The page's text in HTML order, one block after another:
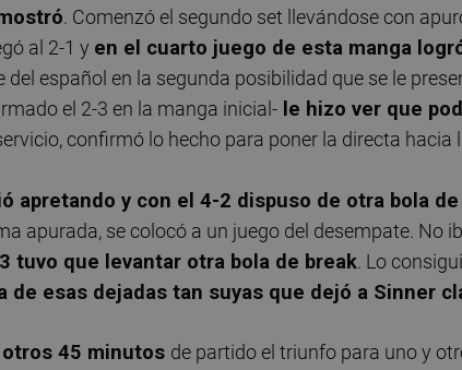
. Comenzó el segundo set llevándose con
al 2-1 y en el cuarto juego de esta manga
del español en la segunda posibilidad que se le
el 2-3 en la manga inicial- le hizo ver que
confirmó lo hecho para poner la directa hacia
apretando y con el 4-2 dispuso de otra bola
apurada, se colocó a un juego del desempate. No
tuvo que levantar otra bola de break. Lo
de esas dejadas tan suyas que dejó a Sinner
otros 45 minutos de partido el triunfo para uno y